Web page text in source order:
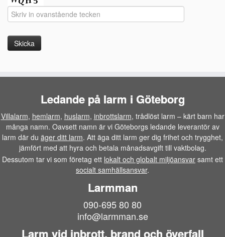
Ledande på larm i Göteborg
Villalarm, hemlarm, huslarm, inbrottslarm, trådlöst larm – kärt barn har
många namn. Oavsett namn är vi Göteborgs ledande leverantör av
larm där du äger ditt larm. Att äga ditt larm ger dig frihet och trygghet,
jämfört med att hyra och betala månadsavgift till vaktbolag.
Dessutom tar vi som företag ett lokalt och globalt miljöansvar samt ett
socialt samhällsansvar.
Larmman
090-695 80 80
info@larmman.se
Larm vid inbrott, brand och överfall